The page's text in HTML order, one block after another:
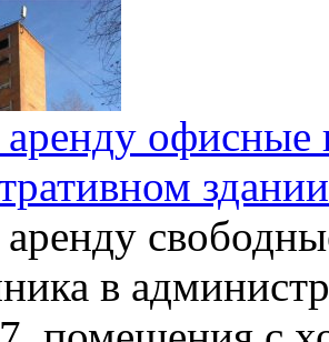
офисные
в